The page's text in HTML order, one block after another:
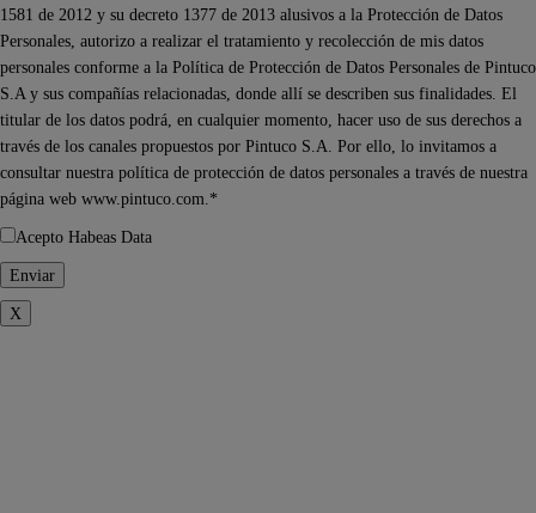
1581 de 2012 y su decreto 1377 de 2013 alusivos a la Protección de Datos
Personales, autorizo a realizar el tratamiento y recolección de mis datos
personales conforme a la Política de Protección de Datos Personales de Pintuco
S.A y sus compañías relacionadas, donde allí se describen sus finalidades. El
titular de los datos podrá, en cualquier momento, hacer uso de sus derechos a
través de los canales propuestos por Pintuco S.A. Por ello, lo invitamos a
consultar nuestra política de protección de datos personales a través de nuestra
página web www.pintuco.com.*
Acepto Habeas Data
X